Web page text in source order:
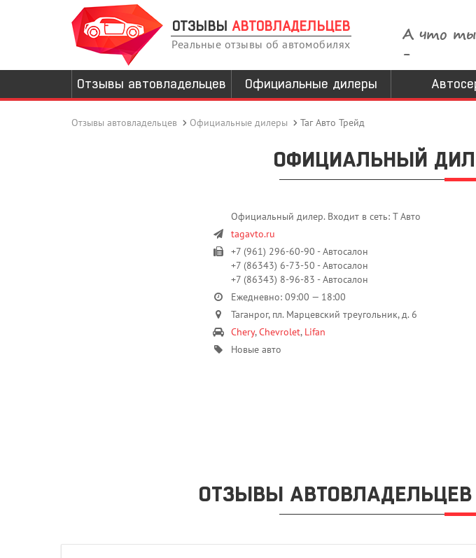
ОТЗЫВЫ АВТОВЛАДЕЛЬЦЕВ
Реальные отзывы об автомобилях
А что ты
-
Отзывы автовладельцев Официальные дилеры
Отзывы автовладельцев Официальные дилеры Таг Авто Трейд
ОФИЦИАЛЬНЫЙ
Официальный дилер. Входит в сеть: Т Авто
tagavto.ru
+7 (961) 296-60-90 - Автосалон
+7 (86343) 6-73-50 - Автосалон
+7 (86343) 8-96-83 - Автосалон
Ежедневно: 09:00 — 18:00
Таганрог, пл. Марцевский треугольник, д. 6
Chery,Chevrolet, Lifan
Новые авто
ОТЗЫВЫ АВТОВЛАДЕЛЬЦЕВ